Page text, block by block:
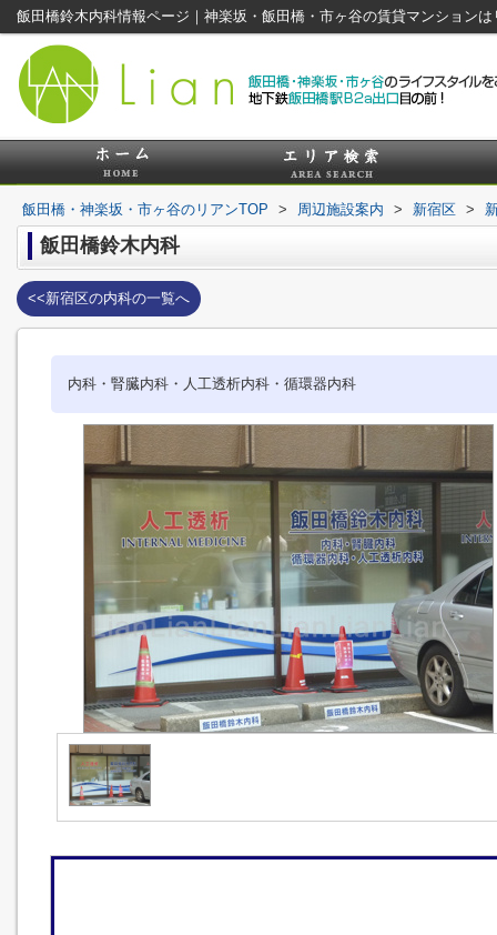
飯田橋鈴木内科情報ページ｜神楽坂・飯田橋・市ヶ谷の賃貸マンションは
飯田橋・神楽坂・市ヶ谷のリアンTOP > 周辺施設案内 > 新宿区 >
飯田橋鈴木内科
<<新宿区の内科の一覧へ
内科・腎臓内科・人工透析内科・循環器内科